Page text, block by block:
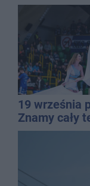
19 września
Znamy cały